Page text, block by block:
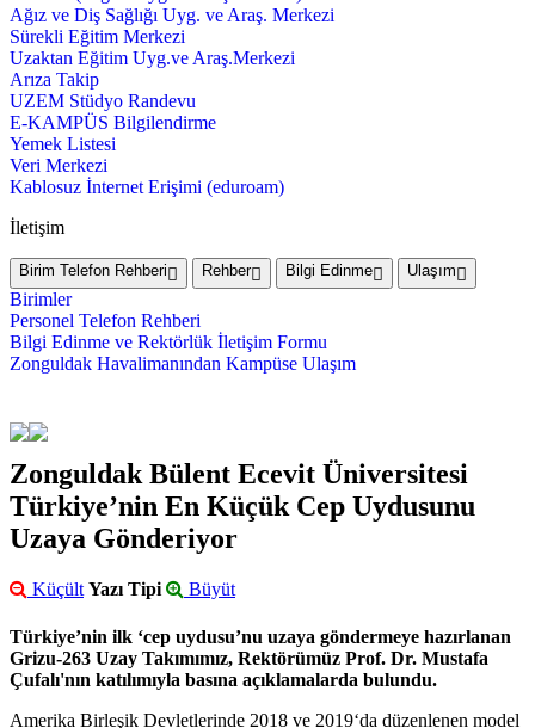
Ağız ve Diş Sağlığı Uyg. ve Araş. Merkezi
Sürekli Eğitim Merkezi
Uzaktan Eğitim Uyg.ve Araş.Merkezi
Arıza Takip
UZEM Stüdyo Randevu
E-KAMPÜS Bilgilendirme
Yemek Listesi
Veri Merkezi
Kablosuz İnternet Erişimi (eduroam)
İletişim
Birim Telefon Rehberi Rehber Bilgi Edinme Ulaşım
Birimler
Personel Telefon Rehberi
Bilgi Edinme ve Rektörlük İletişim Formu
Zonguldak Havalimanından Kampüse Ulaşım
Zonguldak Bülent Ecevit Üniversitesi
Türkiye’nin En Küçük Cep Uydusunu
Uzaya Gönderiyor
Küçült Yazı Tipi Büyüt
Türkiye’nin ilk ‘cep uydusu’nu uzaya göndermeye hazırlanan
Grizu-263 Uzay Takımımız, Rektörümüz Prof. Dr. Mustafa
Çufalı'nın katılımıyla basına açıklamalarda bulundu.
Amerika Birleşik Devletlerinde 2018 ve 2019‘da düzenlenen model